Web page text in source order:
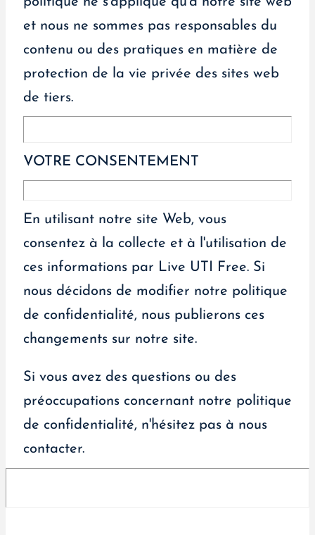
et nous ne sommes pas responsables du
contenu ou des pratiques en matière de
protection de la vie privée des sites web
de tiers.
VOTRE CONSENTEMENT
En utilisant notre site Web, vous
consentez à la collecte et à l'utilisation de
ces informations par Live UTI Free. Si
nous décidons de modifier notre politique
de confidentialité, nous publierons ces
changements sur notre site.
Si vous avez des questions ou des
préoccupations concernant notre politique
de confidentialité, n'hésitez pas à nous
contacter.